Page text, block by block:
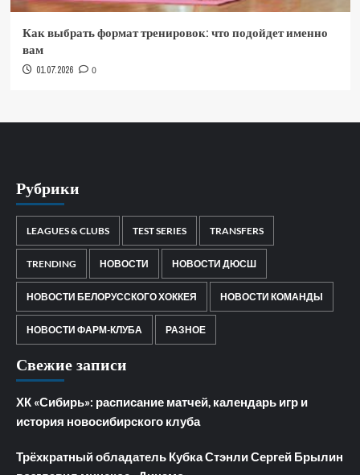
Как выбрать формат тренировок: что подойдет именно
вам
01.07.2026 0
Рубрики
LEAGUES & CLUBS TEST SERIES TRANSFERS
TRENDING НОВОСТИ НОВОСТИ ДЮСШ
НОВОСТИ БЕЛОРУССКОГО ХОККЕЯ НОВОСТИ КОМАНДЫ
НОВОСТИ ФАРМ-КЛУБА РАЗНОЕ
Свежие записи
ХК «Сибирь»: расписание матчей, календарь игр и
история новосибирского клуба
Трёхкратный обладатель Кубка Стэнли Сергей Брылин